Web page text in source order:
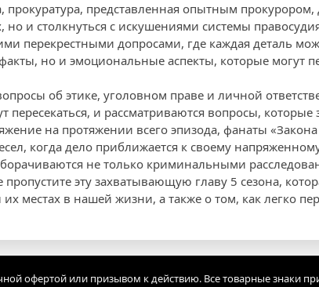
прокуратура, представленная опытным
и столкнуться с искушениями системы
перекрестными допросами, где каждая деталь
но и эмоциональные аспекты, которые могут
об этике, уголовном праве и личной
пересекаться, и рассматриваются вопросы, которые
на протяжении всего эпизода, фанаты
когда дело приближается к своему
не только криминальными
эту захватывающую главу 5 сезона,
местах в нашей жизни, а также о том, как легко
офертой или призывом к действию. Все товарные знаки